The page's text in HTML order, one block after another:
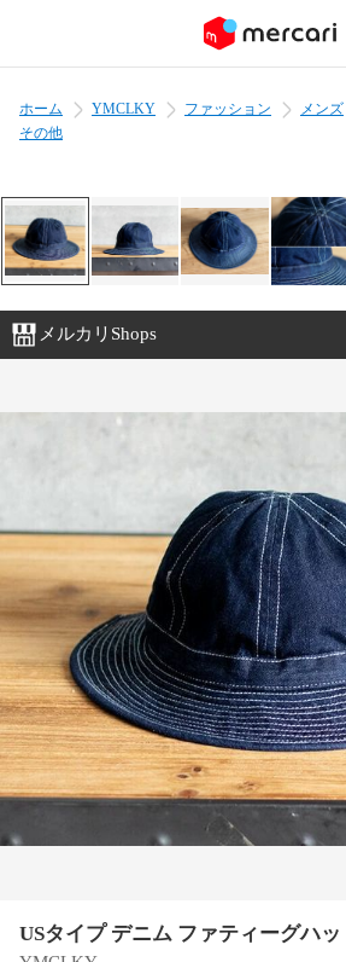
ホーム YMCLKY ファッション メンズ
その他
メルカリShops
USタイプ デニム ファティーグハッ